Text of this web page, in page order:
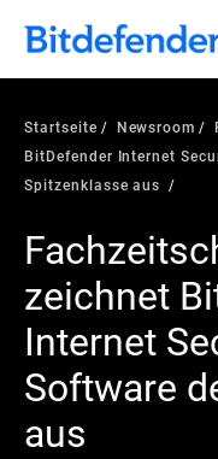
Startseite Newsroom
BitDefender Internet
Spitzenklasse aus
zeichnet
Internet
Software
aus